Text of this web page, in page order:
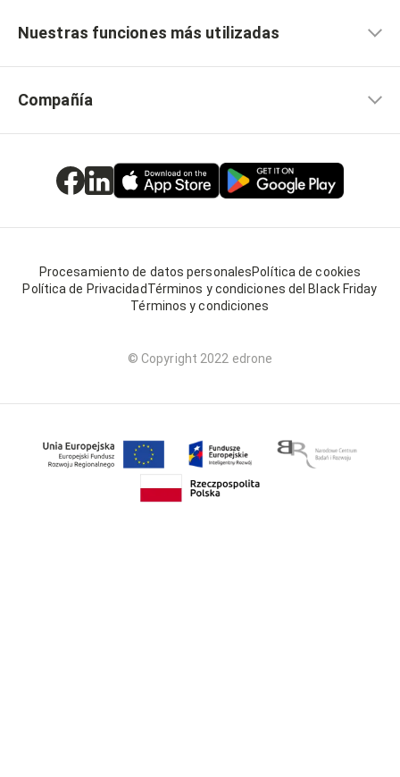
Nuestras funciones más utilizadas
Compañía
Procesamiento de datos personalesPolítica de cookies
Política de PrivacidadTérminos y condiciones del Black Friday
Términos y condiciones
© Copyright 2022 edrone